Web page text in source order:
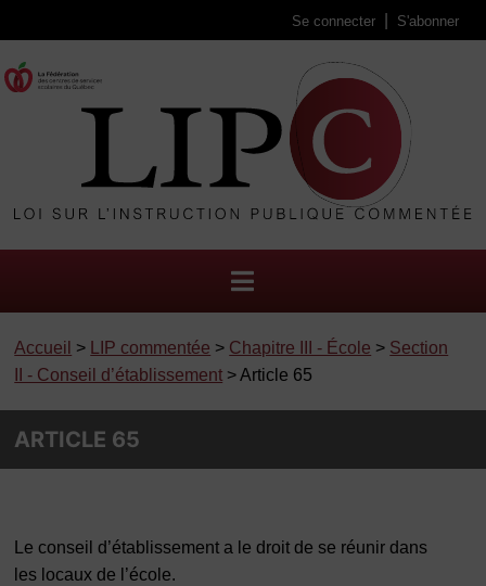
Se connecter S'abonner
Accueil > LIP commentée > Chapitre III - École > Section
II - Conseil d’établissement > Article 65
ARTICLE 65
Le conseil d’établissement a le droit de se réunir dans
les locaux de l’école.